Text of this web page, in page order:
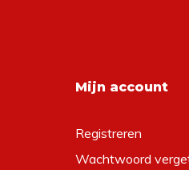
Mijn account
Registreren
Wachtwoord